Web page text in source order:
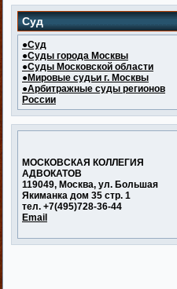
Суд
●Суд
●Суды города Москвы
●Суды Московской области
●Мировые судьи г. Москвы
●Арбитражные суды регионов
России
МОСКОВСКАЯ КОЛЛЕГИЯ
АДВОКАТОВ
119049, Москва, ул. Большая
Якиманка дом 35 стр. 1
тел. +7(495)728-36-44
Email